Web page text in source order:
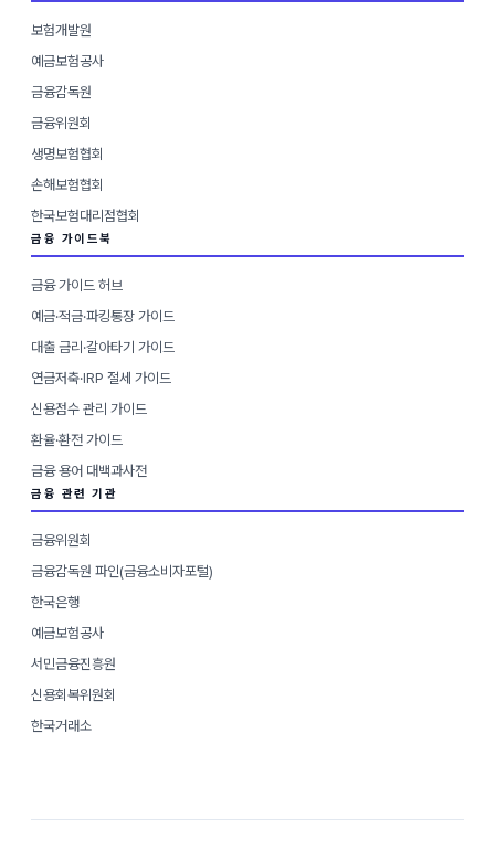
보험개발원
예금보험공사
금융감독원
금융위원회
생명보험협회
손해보험협회
한국보험대리점협회
금융 가이드북
금융 가이드 허브
예금·적금·파킹통장 가이드
대출 금리·갈아타기 가이드
연금저축·IRP 절세 가이드
신용점수 관리 가이드
환율·환전 가이드
금융 용어 대백과사전
금융 관련 기관
금융위원회
금융감독원 파인(금융소비자포털)
한국은행
예금보험공사
서민금융진흥원
신용회복위원회
한국거래소